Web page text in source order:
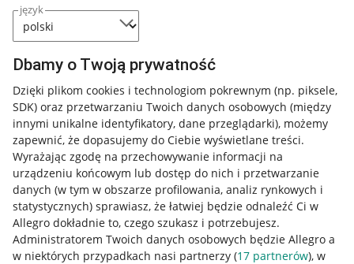
język
Dbamy o Twoją prywatność
Dzięki plikom cookies i technologiom pokrewnym (np. piksele,
SDK) oraz przetwarzaniu Twoich danych osobowych (między
innymi unikalne identyfikatory, dane przeglądarki), możemy
zapewnić, że dopasujemy do Ciebie wyświetlane treści.
Wyrażając zgodę na przechowywanie informacji na
urządzeniu końcowym lub dostęp do nich i przetwarzanie
danych (w tym w obszarze profilowania, analiz rynkowych i
statystycznych) sprawiasz, że łatwiej będzie odnaleźć Ci w
Allegro dokładnie to, czego szukasz i potrzebujesz.
Administratorem Twoich danych osobowych będzie Allegro a
w niektórych przypadkach nasi partnerzy (17 partnerów), w